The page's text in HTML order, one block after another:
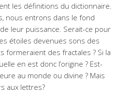
les définitions du dictionnaire.
nous entrons dans le fond
leur puissance. Serait-ce pour
étoiles devenues sons des
formeraient des fractales ? Si la
en est donc l’origine ? Est-
au monde ou divine ? Mais
aux lettres?